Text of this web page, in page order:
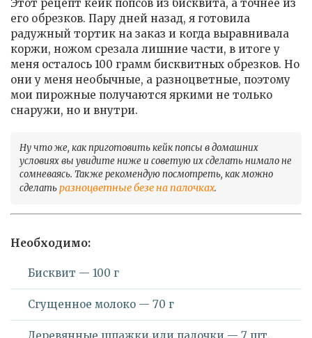
Этот рецепт кейк попсов из бисквита, а точнее из
его обрезков. Пару дней назад, я готовила
радужный тортик на заказ и когда выравнивала
коржи, ножом срезала лишние части, в итоге у
меня осталось 100 грамм бисквитных обрезков. Но
они у меня необычные, а разноцветные, поэтому
мои пирожные получаются яркими не только
снаружи, но и внутри.
Ну что же, как приготовить кейк попсы в домашних
условиях вы увидите ниже и советую их сделать нимало не
сомневаясь. Также рекомендую посмотреть, как можно
сделатьразноцветные безе на палочках.
Необходимо:
Бисквит — 100 г
Сгущенное молоко — 70 г